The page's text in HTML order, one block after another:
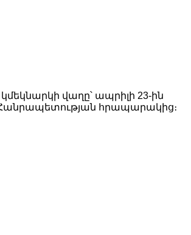
վաղը՝ ապրիլի 23-ին
Հանրապետության հրապարակից։